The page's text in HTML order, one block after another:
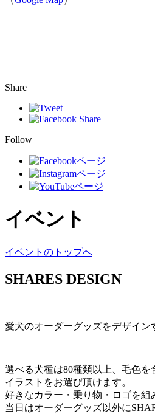
Share
Follow
イベント
イベントのトップへ
SHARES DESIGN
愛犬のオーダーグッズをデザイン
選べる犬種は80種類以上、毛色
イラストをお選び頂けます。
好きなカラー・乗り物・ロゴを組
当日はオーダーグッズ以外に